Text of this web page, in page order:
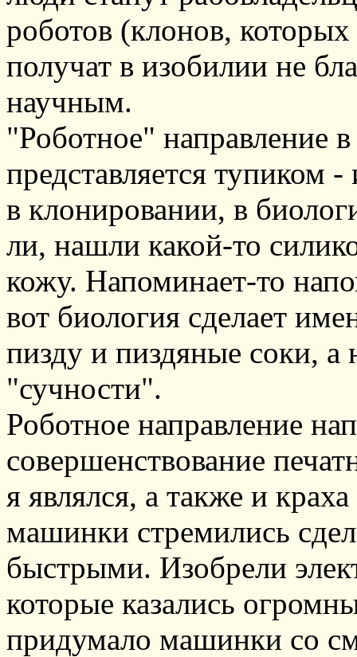
роботов (клонов,
получат в изобилии не
научным.
"Роботное" направление
представляется тупиком
в клонировании, в
ли, нашли какой-то
кожу. Напоминает-то
вот биология сделает
пизду и пиздяные соки,
"сучности".
Роботное направление
совершенствование
я являлся, а также и
машинки стремились
быстрыми. Изобрели
которые казались
придумало машинки со